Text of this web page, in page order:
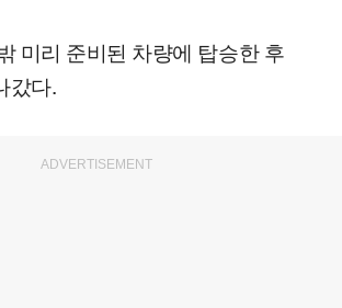
미리 준비된 차량에 탑승한 후
갔다.
ADVERTISEMENT